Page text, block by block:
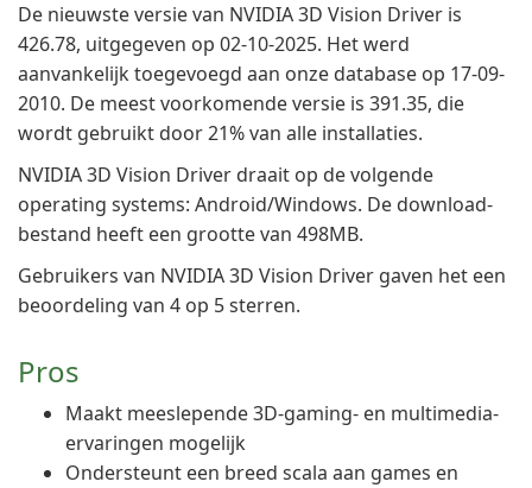
De nieuwste versie van NVIDIA 3D Vision Driver is
426.78, uitgegeven op 02-10-2025. Het werd
aanvankelijk toegevoegd aan onze database op 17-09-
2010. De meest voorkomende versie is 391.35, die
wordt gebruikt door 21% van alle installaties.
NVIDIA 3D Vision Driver draait op de volgende
operating systems: Android/Windows. De download-
bestand heeft een grootte van 498MB.
Gebruikers van NVIDIA 3D Vision Driver gaven het een
beoordeling van 4 op 5 sterren.
Pros
Maakt meeslepende 3D-gaming- en multimedia-
ervaringen mogelijk
Ondersteunt een breed scala aan games en